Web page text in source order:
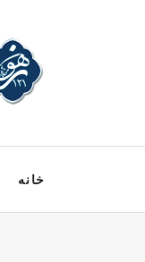
خانه